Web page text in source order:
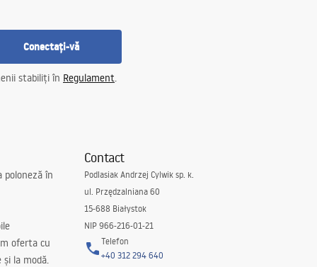
Conectați-vă
stabiliți în Regulament.
poloneză în
oferta cu
la modă.
Contact
Podlasiak Andrzej Cylwik sp. k.
ul. Przędzalniana 60
15-688 Białystok
NIP 966-216-01-21
Telefon
+40 312 294 640